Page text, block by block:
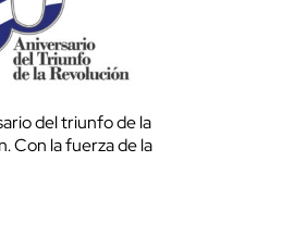
del triunfo de la
Con la fuerza de la